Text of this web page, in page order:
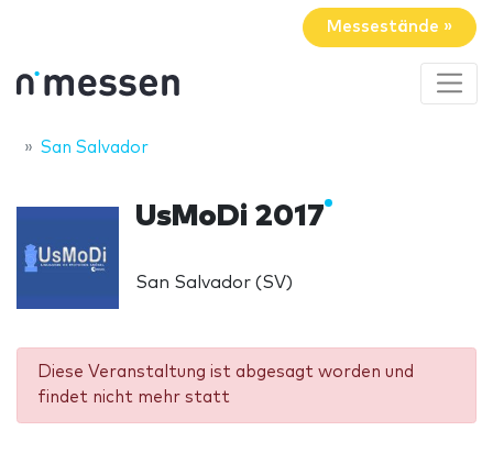
Messestände »
San Salvador
UsMoDi 2017
San Salvador (SV)
Diese Veranstaltung ist abgesagt worden und
findet nicht mehr statt